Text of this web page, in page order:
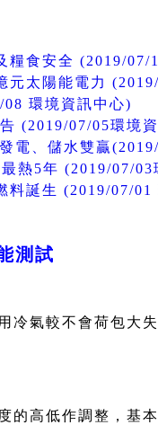
糧食安全 (2019/07/
太陽能電力
環境資訊中心)
(2019/07/05環境
電、儲水雙贏
熱5年 (2019/07/03
料誕生 (2019/07/01
測試
冷氣較不會荷包大
的高低作調整，基